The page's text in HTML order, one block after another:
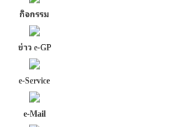
กิจกรรม
ข่าว e-GP
e-Service
e-Mail